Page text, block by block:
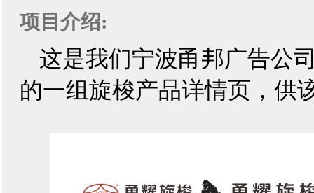
项目介绍:
这是我们宁波甬邦广告公
的一组旋梭产品详情页 ，供